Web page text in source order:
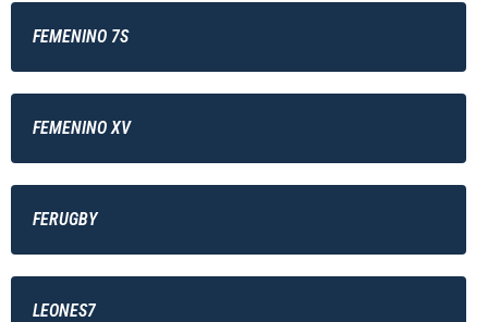
FEMENINO 7S
FEMENINO XV
FERUGBY
LEONES7